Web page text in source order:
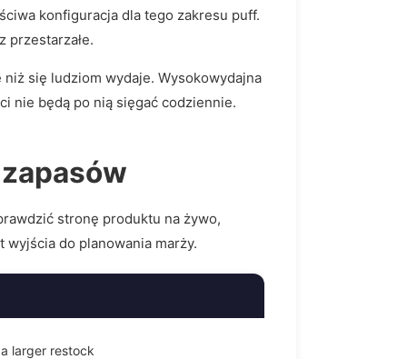
konfiguracja dla tego zakresu puff.
przestarzałe.
się ludziom wydaje. Wysokowydajna
nie będą po nią sięgać codziennie.
stronę produktu na żywo,
do planowania marży.
larger restock